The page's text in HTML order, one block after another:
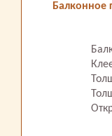
Балконное